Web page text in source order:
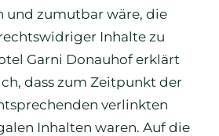
und zumutbar wäre, die
Inhalte zu
Garni Donauhof erklärt
dass zum Zeitpunkt der
verlinkten
Inhalten waren. Auf die